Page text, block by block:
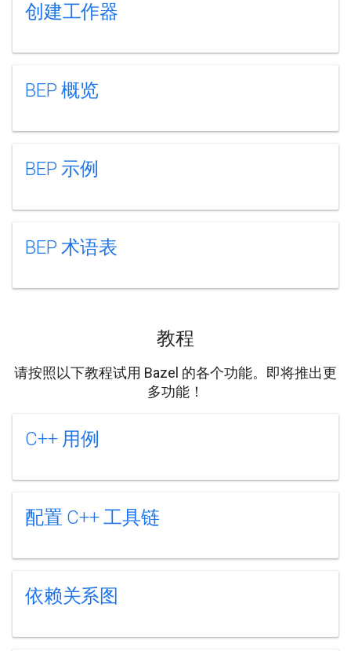
创建工作器
BEP 概览
BEP 示例
BEP 术语表
教程
请按照以下教程试用 Bazel 的各个功能。即将推出更
多功能！
C++ 用例
配置 C++ 工具链
依赖关系图